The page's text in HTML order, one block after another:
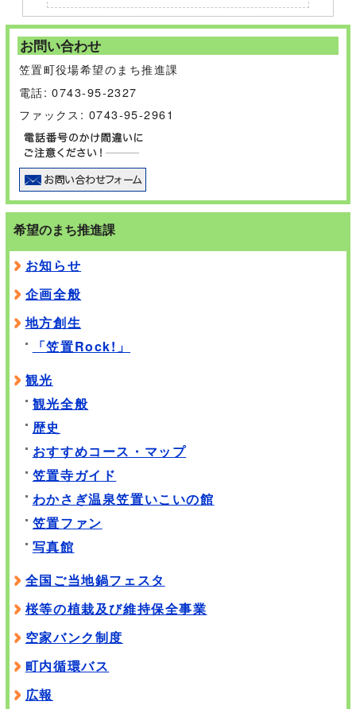
お問い合わせ
笠置町役場希望のまち推進課
電話: 0743-95-2327
ファックス: 0743-95-2961
希望のまち推進課
お知らせ
企画全般
地方創生
「笠置Rock!」
観光
観光全般
歴史
おすすめコース・マップ
笠置寺ガイド
わかさぎ温泉笠置いこいの館
笠置ファン
写真館
全国ご当地鍋フェスタ
桜等の植栽及び維持保全事業
空家バンク制度
町内循環バス
広報